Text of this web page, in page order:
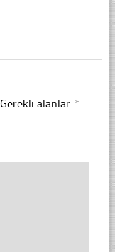
Gerekli alanlar *